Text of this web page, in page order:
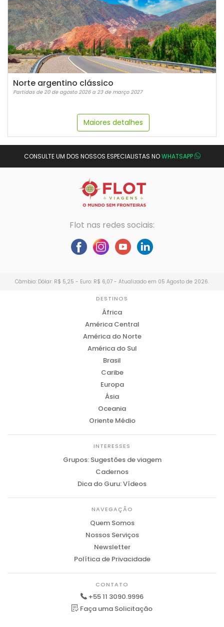
Norte argentino clássico
Partidas de 20 de agosto 2026 a 23 de março 2027
Maiores detalhes
CONSULTE UM DOS NOSSOS ESPECIALISTAS NOWHATSAPP
Flot nas redes sociais:
Câmbio: Dólar: R$ 5,25 - Euro: R$ 6,07 - Atualizado em 05 Agosto de 2026.
DESTINOS
África
América Central
América do Norte
América do Sul
Brasil
Caribe
Europa
Ásia
Oceania
Oriente Médio
INTERESSES
Grupos: Sugestões de viagem
Cadernos
Dica do Guru: Vídeos
NAVEGAÇÃO
Quem Somos
Nossos Serviços
Newsletter
Política de Privacidade
CONTATO
+55 11 3090.9996
Faça uma Solicitação